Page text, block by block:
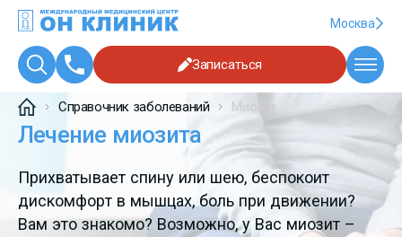
Москва
Записаться
Справочник заболеваний Миозит
Лечение миозита
Прихватывает спину или шею, беспокоит
дискомфорт в мышцах, боль при движении?
Вам это знакомо? Возможно, у Вас миозит –